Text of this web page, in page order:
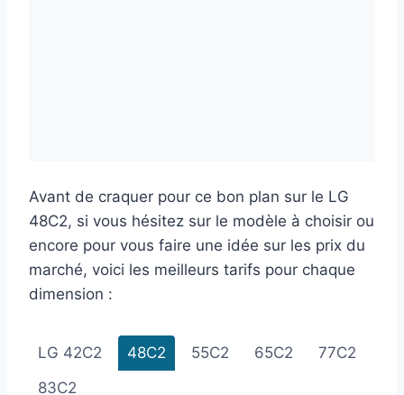
Avant de craquer pour ce bon plan sur le LG
48C2, si vous hésitez sur le modèle à choisir ou
encore pour vous faire une idée sur les prix du
marché, voici les meilleurs tarifs pour chaque
dimension :
LG 42C2 48C2 55C2 65C2
77C2
83C2